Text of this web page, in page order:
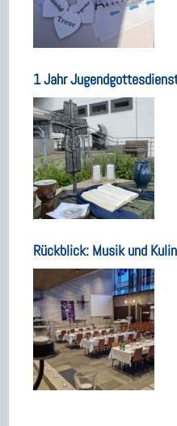
1 Jahr
Rückblick: Musik und